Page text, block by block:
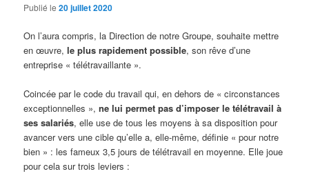
Publié le20 juillet 2020
On l’aura compris, la Direction de notre Groupe, souhaite mettre
en œuvre,le plus rapidement possible, son rêve d’une
entreprise « télétravaillante ».
Coincée par le code du travail qui, en dehors de « circonstances
exceptionnelles »,ne lui permet pas d’imposer le télétravail à
ses salariés, elle use de tous les moyens à sa disposition pour
avancer vers une cible qu’elle a, elle-même, définie « pour notre
bien » : les fameux 3,5 jours de télétravail en moyenne. Elle joue
pour cela sur trois leviers :